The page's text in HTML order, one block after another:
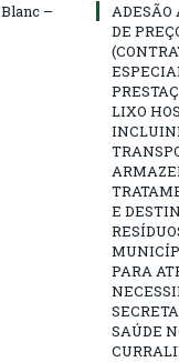
–
ADESÃO
DE
LIXO
E
PARA
SAÚDE